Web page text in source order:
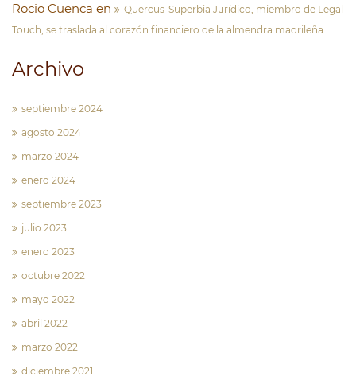
Rocio Cuenca en
Quercus-Superbia Jurídico, miembro de Legal
Touch, se traslada al corazón financiero de la almendra madrileña
Archivo
septiembre 2024
agosto 2024
marzo 2024
enero 2024
septiembre 2023
julio 2023
enero 2023
octubre 2022
mayo 2022
abril 2022
marzo 2022
diciembre 2021